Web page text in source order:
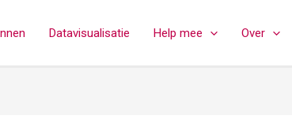
Datavisualisatie Help mee Over